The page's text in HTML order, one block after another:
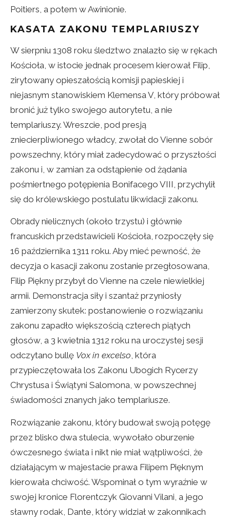
Poitiers, a potem w Awinionie.
KASATA ZAKONU TEMPLARIUSZY
W sierpniu 1308 roku śledztwo znalazło się w rękach
Kościoła, w istocie jednak procesem kierował Filip,
zirytowany opieszałością komisji papieskiej i
niejasnym stanowiskiem Klemensa V, który próbował
bronić już tylko swojego autorytetu, a nie
templariuszy. Wreszcie, pod presją
zniecierpliwionego władcy, zwołał do Vienne sobór
powszechny, który miał zadecydować o przyszłości
zakonu i, w zamian za odstąpienie od żądania
pośmiertnego potępienia Bonifacego VIII, przychylił
się do królewskiego postulatu likwidacji zakonu.
Obrady nielicznych (około trzystu) i głównie
francuskich przedstawicieli Kościoła, rozpoczęły się
16 października 1311 roku. Aby mieć pewność, że
decyzja o kasacji zakonu zostanie przegłosowana,
Filip Piękny przybył do Vienne na czele niewielkiej
armii. Demonstracja siły i szantaż przyniosły
zamierzony skutek: postanowienie o rozwiązaniu
zakonu zapadło większością czterech piątych
głosów, a 3 kwietnia 1312 roku na uroczystej sesji
odczytano bullę Vox in excelso, która
przypieczętowała los Zakonu Ubogich Rycerzy
Chrystusa i Świątyni Salomona, w powszechnej
świadomości znanych jako templariusze.
Rozwiązanie zakonu, który budował swoją potęgę
przez blisko dwa stulecia, wywołało oburzenie
ówczesnego świata i nikt nie miał wątpliwości, że
działającym w majestacie prawa Filipem Pięknym
kierowała chciwość. Wspominał o tym wyraźnie w
swojej kronice Florentczyk Giovanni Vilani, a jego
sławny rodak, Dante, który widział w zakonnikach